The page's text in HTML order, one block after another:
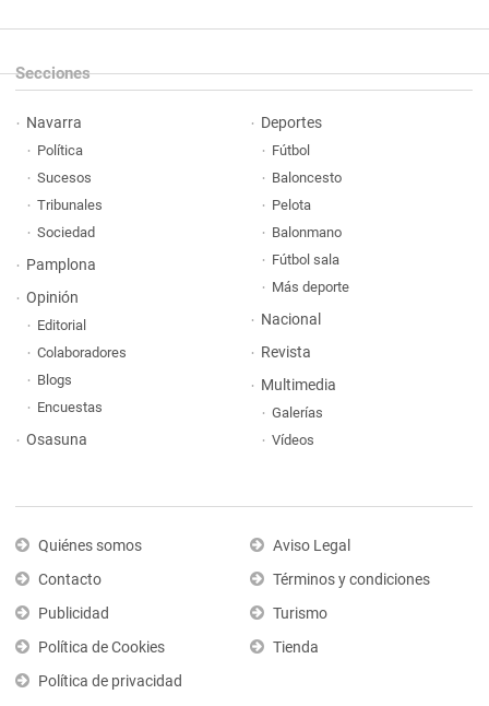
Secciones
Navarra
Política
Sucesos
Tribunales
Sociedad
Pamplona
Opinión
Editorial
Colaboradores
Blogs
Encuestas
Osasuna
Deportes
Fútbol
Baloncesto
Pelota
Balonmano
Fútbol sala
Más deporte
Nacional
Revista
Multimedia
Galerías
Vídeos
Quiénes somos
Contacto
Publicidad
Política de Cookies
Política de privacidad
Aviso Legal
Términos y condiciones
Turismo
Tienda